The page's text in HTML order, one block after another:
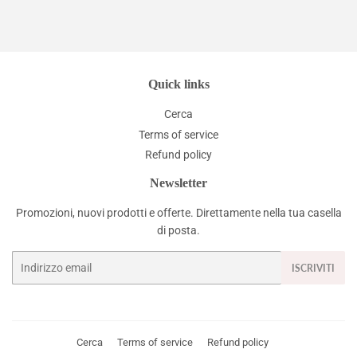
Quick links
Cerca
Terms of service
Refund policy
Newsletter
Promozioni, nuovi prodotti e offerte. Direttamente nella tua casella
di posta.
Email
ISCRIVITI
Cerca Terms of service Refund policy